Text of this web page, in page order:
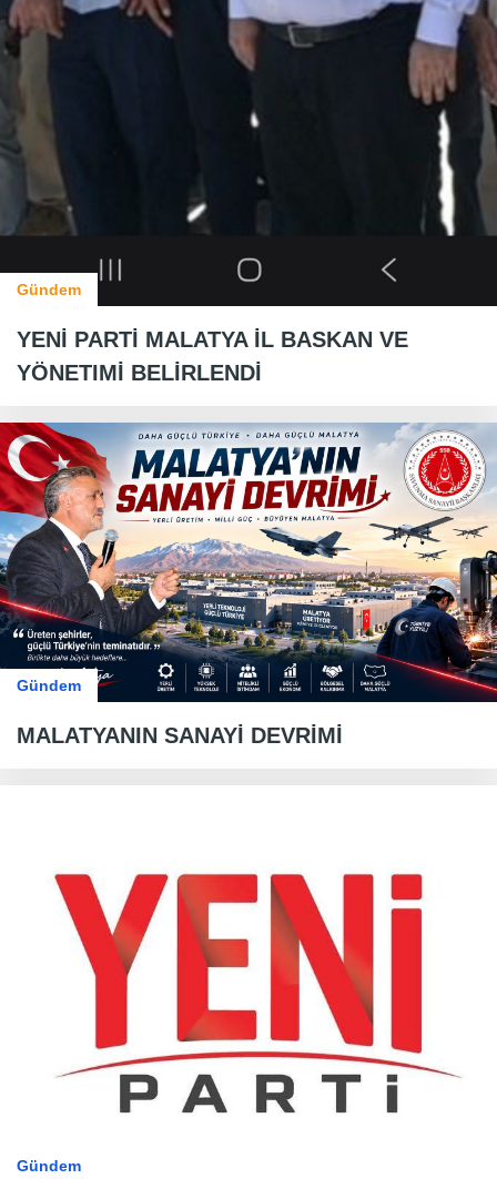
Gündem
YENİ PARTİ MALATYA İL BASKAN VE
YÖNETIMİ BELİRLENDİ
Gündem
MALATYANIN SANAYİ DEVRİMİ
Gündem